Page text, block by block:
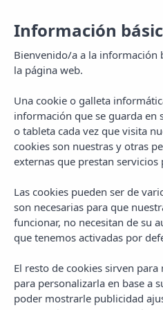
Política
Política de
Política de
Apartaments Pins
Información
Bienvenido/a a la información
la página web.
Una cookie o galleta
información que se guarda en
o tableta cada vez que visita
cookies son nuestras y otras
externas que prestan
Las cookies pueden ser de
son necesarias para que
funcionar, no necesitan de su
que tenemos activadas por
El resto de cookies sirven
para personalizarla en base a
poder mostrarle publicidad